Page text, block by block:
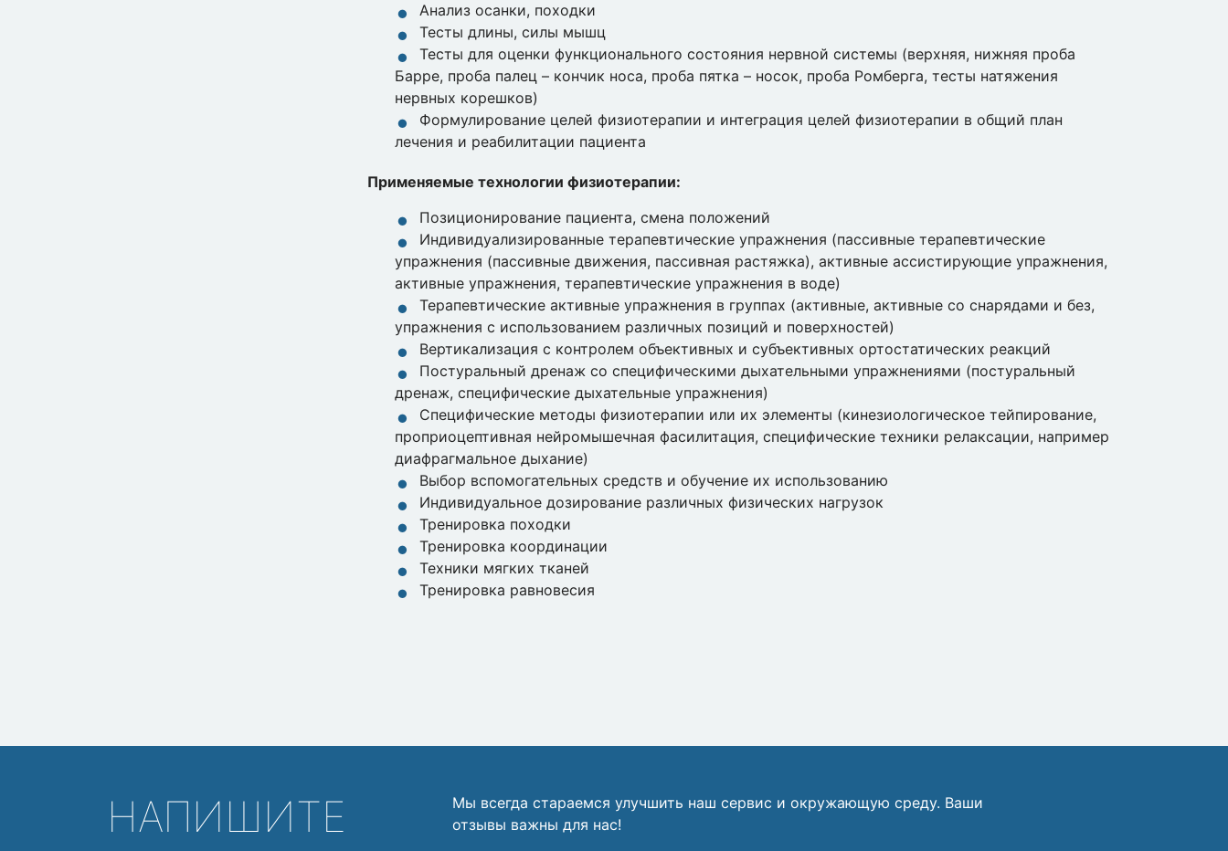
Анализ осанки, походки
Тесты длины, силы мышц
Тесты для оценки функционального состояния нервной системы (верхняя, нижняя проба
Барре, проба палец – кончик носа, проба пятка – носок, проба Ромберга, тесты натяжения
нервных корешков)
Формулирование целей физиотерапии и интеграция целей физиотерапии в общий план
лечения и реабилитации пациента
Применяемые технологии физиотерапии:
Позиционирование пациента, смена положений
Индивидуализированные терапевтические упражнения (пассивные терапевтические
упражнения (пассивные движения, пассивная растяжка), активные ассистирующие упражнения,
активные упражнения, терапевтические упражнения в воде)
Терапевтические активные упражнения в группах (активные, активные со снарядами и без,
упражнения с использованием различных позиций и поверхностей)
Вертикализация с контролем объективных и субъективных ортостатических реакций
Постуральный дренаж со специфическими дыхательными упражнениями (постуральный
дренаж, специфические дыхательные упражнения)
Специфические методы физиотерапии или их элементы (кинезиологическое тейпирование,
проприоцептивная нейромышечная фасилитация, специфические техники релаксации, например
диафрагмальное дыхание)
Выбор вспомогательных средств и обучение их использованию
Индивидуальное дозирование различных физических нагрузок
Тренировка походки
Тренировка координации
Техники мягких тканей
Тренировка равновесия
НАПИШИТЕ
Мы всегда стараемся улучшить наш сервис и окружающую среду. Ваши
отзывы важны для нас!